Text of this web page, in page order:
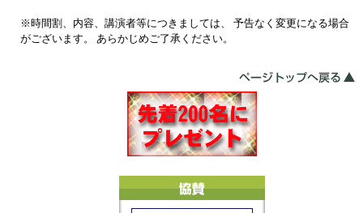
※時間割、内容、講演者等につきましては、 予告なく変更になる場合
がございます。 あらかじめご了承ください。